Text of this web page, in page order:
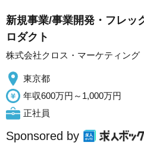
新規事業/事業開発・フレッ
ロダクト
株式会社クロス・マーケティング
東京都
年収600万円～1,000万円
正社員
Sponsored by